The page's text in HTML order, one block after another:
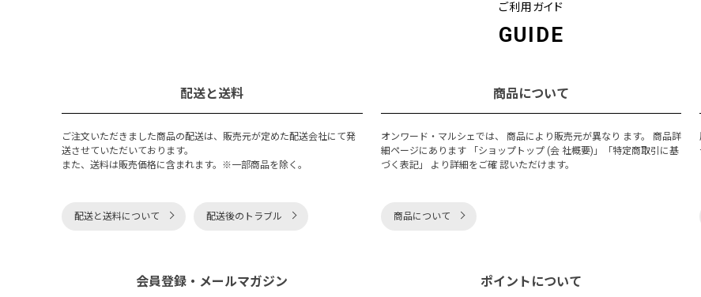
ご利用ガイド
GUIDE
配送と送料
ご注文いただきました商品の配送は、販売元が定めた配送会社にて発
送させていただいております。
また、送料は販売価格に含まれます。※一部商品を除く。
配送と送料について 配送後のトラブル
商品について
オンワード・マルシェでは、 商品により販売元が異なり ます。 商品詳
細ページにあります 「ショップトップ (会 社概要)」「特定商取引に基
づく表記」 より詳細をご確 認いただけます。
商品について
会員登録・メールマガジン ポイントについて